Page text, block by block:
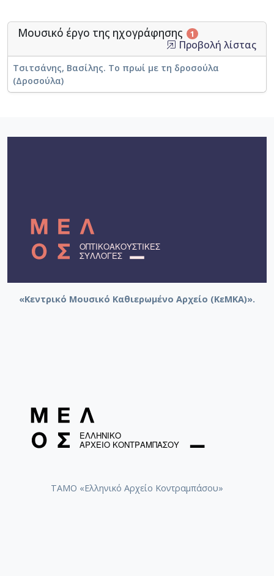
Μουσικό έργο της ηχογράφησης 1
Προβολή λίστας
Τσιτσάνης, Βασίλης. Το πρωί με τη δροσούλα
(Δροσούλα)
«Κεντρικό Μουσικό Καθιερωμένο Αρχείο (ΚεΜΚΑ)».
ΤΑΜΟ «Ελληνικό Αρχείο Κοντραμπάσου»